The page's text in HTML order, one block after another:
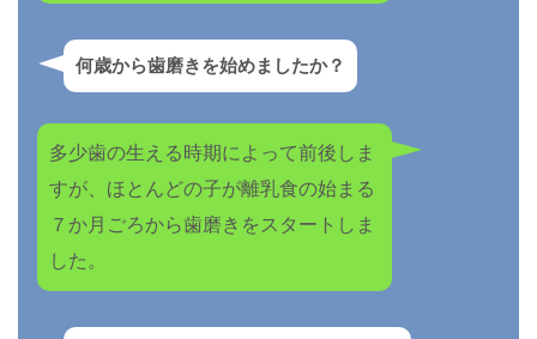
何歳から歯磨きを始めましたか？
多少歯の生える時期によって前後しま
すが、ほとんどの子が離乳食の始まる
７か月ごろから歯磨きをスタートしま
した。